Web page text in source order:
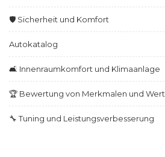
🛡️ Sicherheit und Komfort
Autokatalog
🛋️ Innenraumkomfort und Klimaanlage
🏆 Bewertung von Merkmalen und Wert
🔧 Tuning und Leistungsverbesserung